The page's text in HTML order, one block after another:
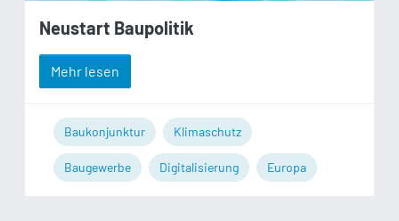
Neustart Baupolitik
Mehr lesen
Baukonjunktur Klimaschutz
Baugewerbe Digitalisierung Europa